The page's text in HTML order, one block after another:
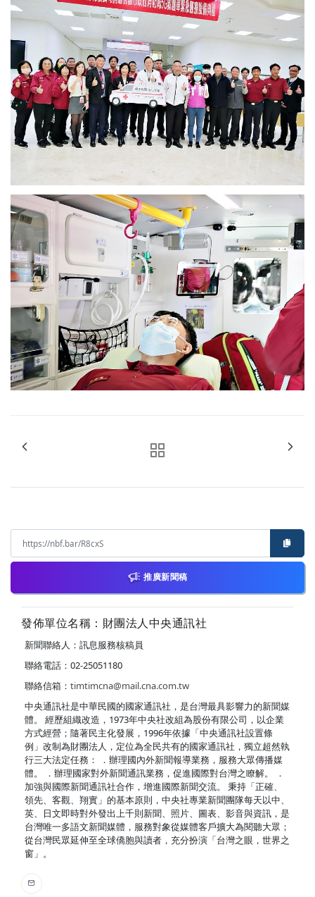
推廣新聞稿
發佈單位名稱：財團法人中央通訊社
新聞聯絡人：訊息服務核稿員
聯絡電話：02-25051180
聯絡信箱： timtimcna@mail.cna.com.tw
中央通訊社是中華民國的國家通訊社，是台灣最具影響力的新聞媒
體。 經歷組織改造，1973年中央社改組為股份有限公司，以企業
方式經營；隨著民主化發展，1996年依據「中央通訊社設置條
例」改制為財團法人，定位為全民共有的國家通訊社，獨立超然執
行三大法定任務： ．辦理國內外新聞報導業務，服務大眾傳播媒
體。 ．辦理國家對外新聞通訊業務，促進國際對台灣之瞭解。 ．
加強與國際新聞通訊社合作，增進國際新聞交流。 秉持「正確、
領先、客觀、翔實」的基本原則，中央社專業新聞團隊每天以中、
英、日文即時對外發出上千則新聞、照片、圖表、影音與資訊，是
台灣唯一多語文新聞媒體，服務對象從媒體客戶擴大為閱聽大眾；
從台灣民眾延伸至全球僑胞與讀者，充分扮演「台灣之眼，世界之
窗」。